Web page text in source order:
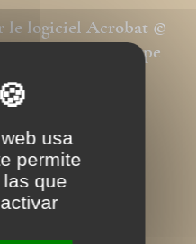
le logiciel Acrobat ©
tactiles de type
usa
permite
que